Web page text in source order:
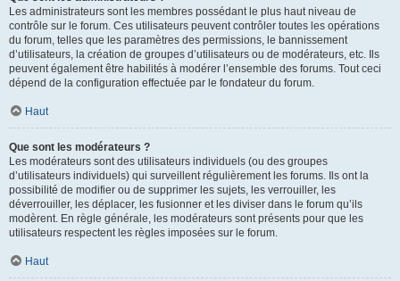
Les administrateurs sont les membres possédant le plus haut niveau de
contrôle sur le forum. Ces utilisateurs peuvent contrôler toutes les opérations
du forum, telles que les paramètres des permissions, le bannissement
d’utilisateurs, la création de groupes d’utilisateurs ou de modérateurs, etc. Ils
peuvent également être habilités à modérer l’ensemble des forums. Tout ceci
dépend de la configuration effectuée par le fondateur du forum.
Haut
Que sont les modérateurs ?
Les modérateurs sont des utilisateurs individuels (ou des groupes
d’utilisateurs individuels) qui surveillent régulièrement les forums. Ils ont la
possibilité de modifier ou de supprimer les sujets, les verrouiller, les
déverrouiller, les déplacer, les fusionner et les diviser dans le forum qu’ils
modèrent. En règle générale, les modérateurs sont présents pour que les
utilisateurs respectent les règles imposées sur le forum.
Haut